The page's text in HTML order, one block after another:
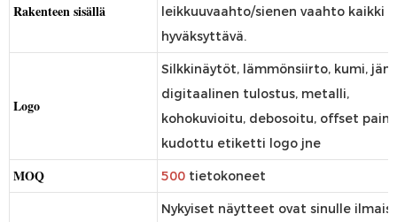
Rakenteen sisällä
leikkuuvaahto/sienen vaahto kaikki
hyväksyttävä.
Logo
Silkkinäytöt, lämmönsiirto, kumi,
digitaalinen tulostus, metalli,
kohokuvioitu, debosoitu, offset
kudottu etiketti logo jne
MOQ 500 tietokoneet
Nykyiset näytteet ovat sinulle